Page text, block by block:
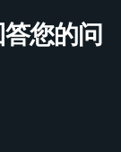
您的问